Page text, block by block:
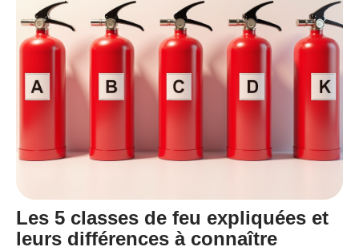
Les 5 classes de feu expliquées et
leurs différences à connaître